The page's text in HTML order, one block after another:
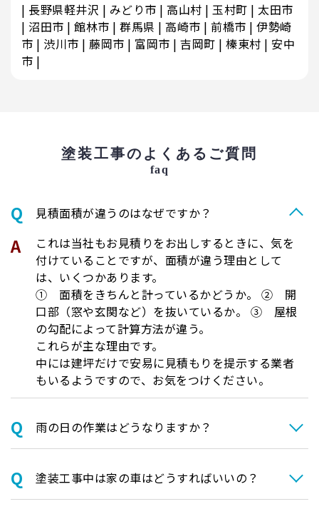
長野県軽井沢 みどり市 高山村 玉村町
太田市
沼田市
館林市 群馬県 高崎市 前橋市
伊勢崎
市
渋川市 藤岡市 富岡市 吉岡町 榛東村
安中
市
塗装工事のよくあるご質問
faq
⾒積⾯積が違うのはなぜですか？
これは当社もお見積りをお出しするときに、気を
付けていることですが、面積が違う理由として
は、いくつかあります。
① 面積をきちんと計っているかどうか。 ② 開
口部（窓や玄関など）を抜いているか。 ③ 屋根
の勾配によって計算方法が違う。
これらが主な理由です。
中には建坪だけで安易に見積もりを提示する業者
もいるようですので、お気をつけください。
⾬の日の作業はどうなりますか？
塗装⼯事中は家の⾞はどうすればいいの？